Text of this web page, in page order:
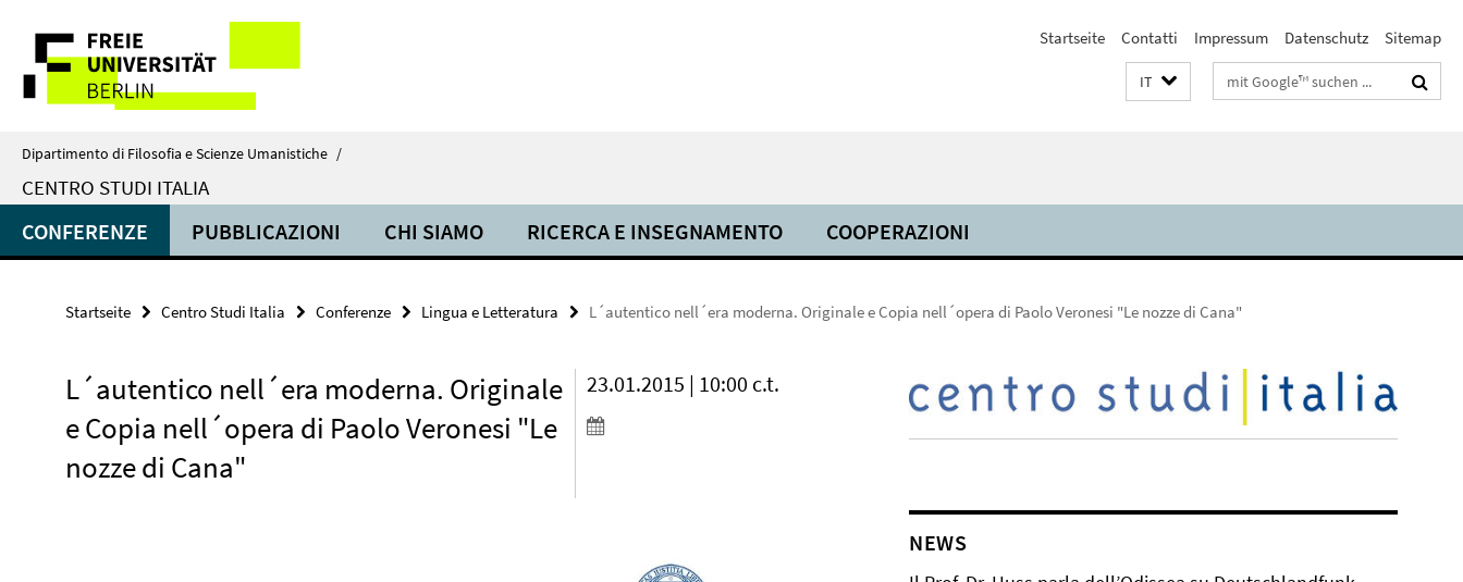
direkt
Inhalt
Service-
Navigation
Startseite Contatti Impressum Datenschutz Sitemap
IT Suchbegriffe
Dipartimento di Filosofia e Scienze Umanistiche /
CENTRO STUDI ITALIA
CONFERENZE PUBBLICAZIONI CHI SIAMO RICERCA E INSEGNAMENTO COOPERAZIONI
Startseite Centro Studi Italia Conferenze Lingua e Letteratura L´autentico nell´era moderna. Originale e Copia nell´opera di Paolo Veronesi "Le nozze di Cana"
L´autentico nell´era moderna. Originale
e Copia nell´opera di Paolo Veronesi "Le
nozze di Cana"
23.01.2015 | 10:00 c.t.
NEWS